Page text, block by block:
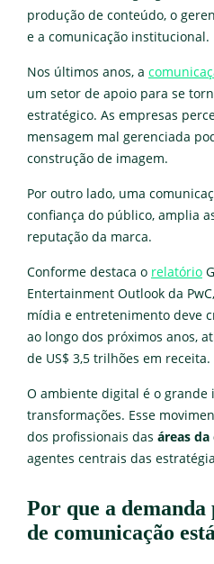
produção de conteúdo, o
e a comunicação institucional.
Nos últimos anos, a
um setor de apoio para se
estratégico. As empresas
mensagem mal gerenciada
construção de imagem.
Por outro lado, uma
confiança do público, amplia
reputação da marca.
Conforme destaca o relatório
Entertainment Outlook da
mídia e entretenimento deve
ao longo dos próximos anos,
de US$ 3,5 trilhões em receita.
O ambiente digital é o grande
transformações. Esse
dos profissionais das áreas da
agentes centrais das
Por que a
de comunicação